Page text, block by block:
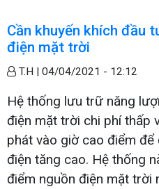
Cần khuyến khích đầu
điện mặt trời
T.H | 04/04/2021 - 12:12
Hệ thống lưu trữ năng
điện mặt trời chi phí thấp
phát vào giờ cao điểm
điện tăng cao. Hệ thống
điểm nguồn điện mặt trời